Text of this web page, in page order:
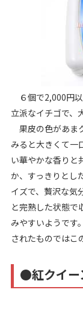
６個で2,000円以
立派なイチゴで、
果皮の色があま
みると大きくて一
い華やかな香りと
か、すっきりとし
イズで、贅沢な気
と完熟した状態で
みやすいようです
されたものではこ
●紅クイー